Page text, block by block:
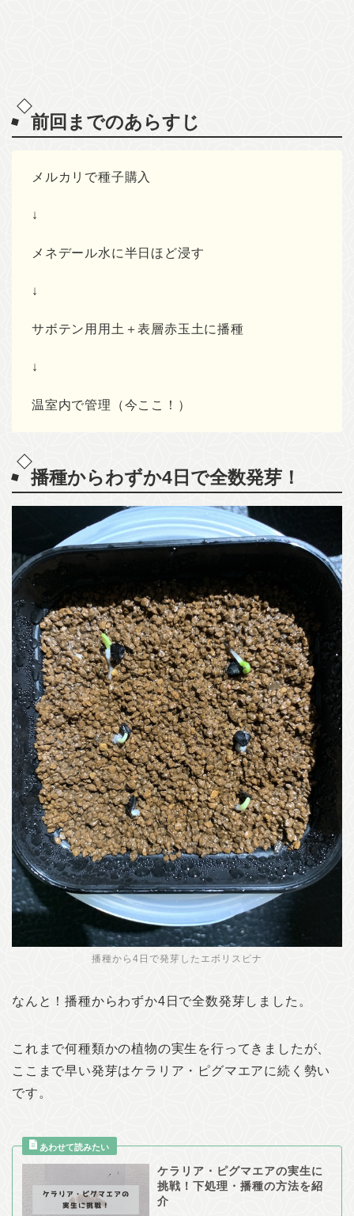
前回までのあらすじ
メルカリで種子購入
↓
メネデール水に半日ほど浸す
↓
サボテン用用土＋表層赤玉土に播種
↓
温室内で管理（今ここ！）
播種からわずか4日で全数発芽！
播種から4日で発芽したエボリスピナ
なんと！播種からわずか4日で全数発芽しました。
これまで何種類かの植物の実生を行ってきましたが、
ここまで早い発芽はケラリア・ピグマエアに続く勢い
です。
ケラリア・ピグマエアの実生に
挑戦！下処理・播種の方法を紹
介